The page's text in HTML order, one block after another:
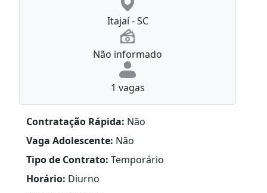
Itajaí - SC
Não informado
1 vagas
Contratação Rápida: Não
Vaga Adolescente: Não
Tipo de Contrato: Temporário
Horário: Diurno